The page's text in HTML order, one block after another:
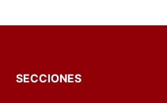
SECCIONES